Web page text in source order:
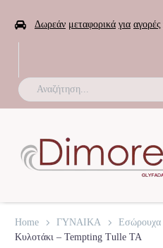
 Δωρεάν μεταφορικά για αγορές
Home ΓΥΝΑΙΚΑ Εσώρουχα
Κυλοτάκι – Tempting Tulle TA